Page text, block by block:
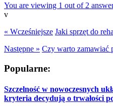
You are viewing 1 out of 2
v
« Wcześniejsze Jaki sprzęt do
Następne » Czy warto zamawiać
Popularne:
Szczelność w nowoczesnych
kryteria decydują o trwałości